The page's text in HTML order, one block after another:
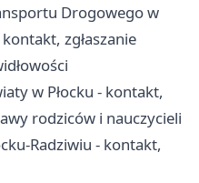
Drogowego w
zgłaszanie
w Płocku - kontakt,
rodziców i nauczycieli
Radziwiu - kontakt,